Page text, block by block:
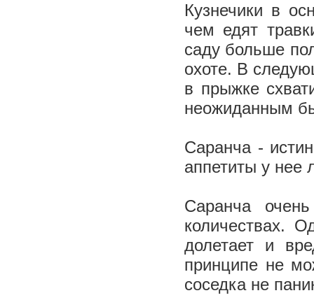
Кузнечики в
чем едят
саду больше
охоте. В
в прыжке
неожиданным
Саранча -
аппетиты у
Саранча
количествах.
долетает и
принципе не
соседка не